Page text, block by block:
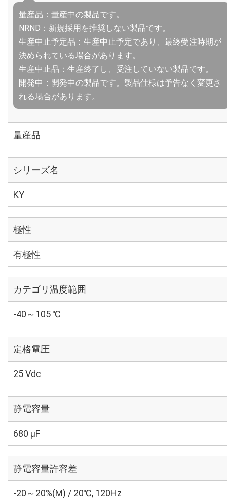
量産品：量産中の製品です。
NRND：新規採用を推奨しない製品です。
生産中止予定品：生産中止予定であり、最終受注時期が
決められている場合があります。
生産中止品：生産終了し、受注していない製品です。
開発中：開発中の製品です。製品仕様は予告なく変更さ
れる場合があります。
量産品
シリーズ名
KY
極性
有極性
カテゴリ温度範囲
-40～105 ℃
定格電圧
25 Vdc
静電容量
680 µF
静電容量許容差
-20～20%(M) / 20℃, 120Hz